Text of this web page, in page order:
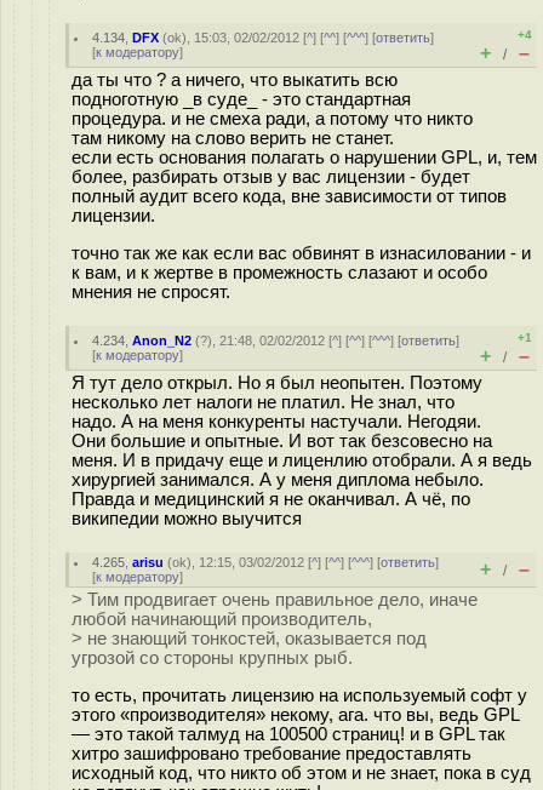
4.134 ,DFX (ok), 15:03, 02/02/2012 [^] [^^] [^^^] [ответить]
[к модератору]
+4
+ / –
да ты что ? а ничего, что выкатить всю
подноготную _в суде_ - это стандартная
процедура. и не смеха ради, а потому что никто
там никому на слово верить не станет.
если есть основания полагать о нарушении GPL, и, тем
более, разбирать отзыв у вас лицензии - будет
полный аудит всего кода, вне зависимости от типов
лицензии.
точно так же как если вас обвинят в изнасиловании - и
к вам, и к жертве в промежность слазают и особо
мнения не спросят.
4.234 ,Anon_N2 (?), 21:48, 02/02/2012 [^] [^^] [^^^] [ответить]
[к модератору]
+1
+ / –
Я тут дело открыл. Но я был неопытен. Поэтому
несколько лет налоги не платил. Не знал, что
надо. А на меня конкуренты настучали. Негодяи.
Они большие и опытные. И вот так безсовесно на
меня. И в придачу еще и лиценлию отобрали. А я ведь
хирургией занимался. А у меня диплома небыло.
Правда и медицинский я не оканчивал. А чё, по
википедии можно выучится
4.265 ,arisu (ok), 12:15, 03/02/2012 [^] [^^] [^^^] [ответить]
[к модератору] + / –
> Тим продвигает очень правильное дело, иначе
любой начинающий производитель,
> не знающий тонкостей, оказывается под
угрозой со стороны крупных рыб.
то есть, прочитать лицензию на используемый софт у
этого «производителя» некому, ага. что вы, ведь GPL
— это такой талмуд на 100500 страниц! и в GPL так
хитро зашифровано требование предоставлять
исходный код, что никто об этом и не знает, пока в суд